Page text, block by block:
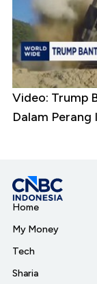
Video: Trump
Dalam Perang
Home
My Money
Tech
Sharia